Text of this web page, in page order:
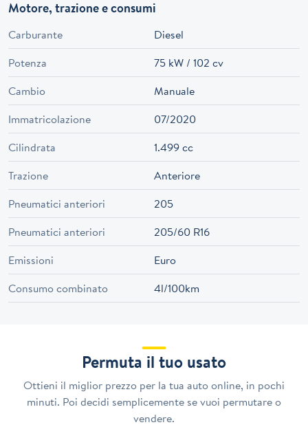
Motore, trazione e consumi
Carburante
Diesel
Potenza
75 kW / 102 cv
Cambio
Manuale
Immatricolazione
07/2020
Cilindrata
1.499 cc
Trazione
Anteriore
Pneumatici anteriori
205
Pneumatici anteriori
205/60 R16
Emissioni
Euro
Consumo combinato
4l/100km
Permuta il tuo usato
Ottieni il miglior prezzo per la tua auto online, in pochi
minuti. Poi decidi semplicemente se vuoi permutare o
vendere.